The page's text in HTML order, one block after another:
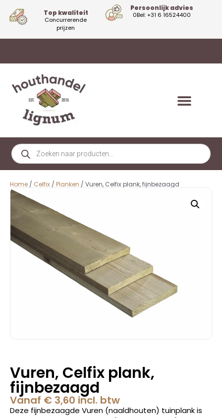
Top kwaliteit
Concurrerende
prijzen
Persoonlijk advies
0Bel: +31 6 16524400
Home / Celfix / Planken / Vuren, Celfix plank, fijnbezaagd
Vuren, Celfix plank,
fijnbezaagd
Vanaf € 3,60 incl. btw
Deze fijnbezaagde Vuren (naaldhouten) tuinplank is